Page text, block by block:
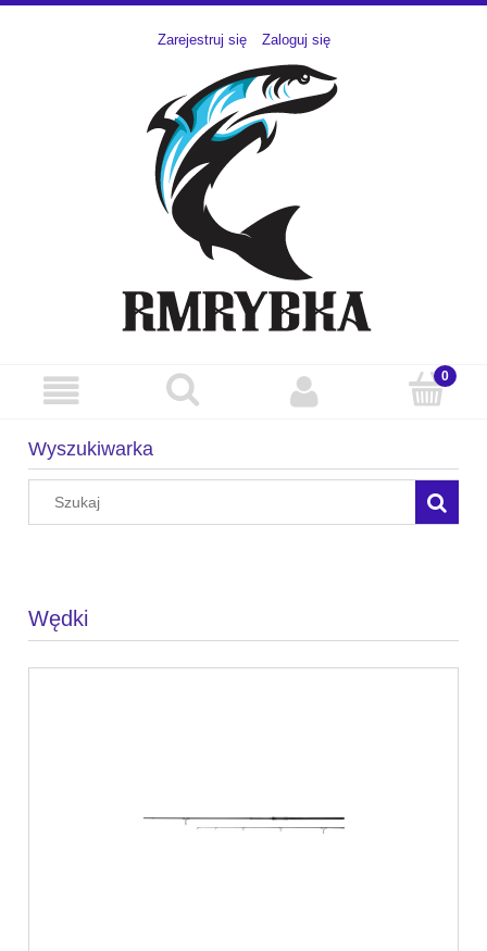
Zarejestruj się Zaloguj się
Wyszukiwarka
Wędki